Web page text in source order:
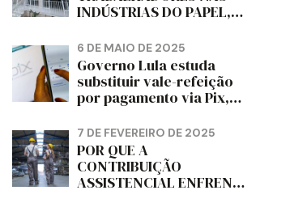
INDÚSTRIAS DO PAPEL,
CORTIÇA E ARTEFATOS
DE PAPEL DO ESTADO DO
PARANÁ – FETRAPEL-PR
6 DE MAIO DE 2025
Governo Lula estuda
substituir vale-refeição
por pagamento via Pix,
7 DE FEVEREIRO DE 2025
POR QUE A
CONTRIBUIÇÃO
ASSISTENCIAL ENFRENTA